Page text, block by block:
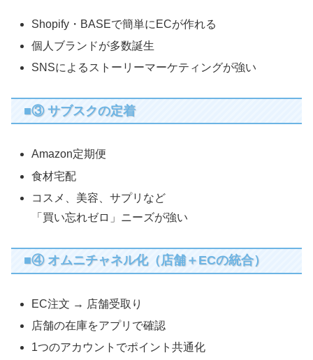
Shopify・BASEで簡単にECが作れる
個人ブランドが多数誕生
SNSによるストーリーマーケティングが強い
■③ サブスクの定着
Amazon定期便
食材宅配
コスメ、美容、サプリなど
「買い忘れゼロ」ニーズが強い
■④ オムニチャネル化（店舗＋ECの統合）
EC注文 → 店舗受取り
店舗の在庫をアプリで確認
1つのアカウントでポイント共通化